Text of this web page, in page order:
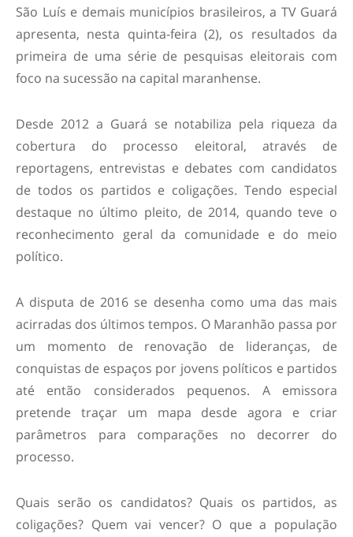
São Luís e demais municípios brasileiros, a TV Guará
apresenta, nesta quinta-feira (2), os resultados da
primeira de uma série de pesquisas eleitorais com
foco na sucessão na capital maranhense.
Desde 2012 a Guará se notabiliza pela riqueza da
cobertura do processo eleitoral, através de
reportagens, entrevistas e debates com candidatos
de todos os partidos e coligações. Tendo especial
destaque no último pleito, de 2014, quando teve o
reconhecimento geral da comunidade e do meio
político.
A disputa de 2016 se desenha como uma das mais
acirradas dos últimos tempos. O Maranhão passa por
um momento de renovação de lideranças, de
conquistas de espaços por jovens políticos e partidos
até então considerados pequenos. A emissora
pretende traçar um mapa desde agora e criar
parâmetros para comparações no decorrer do
processo.
Quais serão os candidatos? Quais os partidos, as
coligações? Quem vai vencer? O que a população